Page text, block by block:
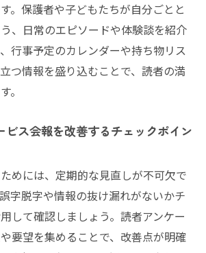
。保護者や子どもたちが自分ごとと
、日常のエピソードや体験談を紹介
行事予定のカレンダーや持ち物リス
つ情報を盛り込むことで、読者の満
。
ビス会報を改善するチェックポイン
めには、定期的な見直しが不可欠で
字脱字や情報の抜け漏れがないかチ
して確認しましょう。読者アンケー
要望を集めることで、改善点が明確